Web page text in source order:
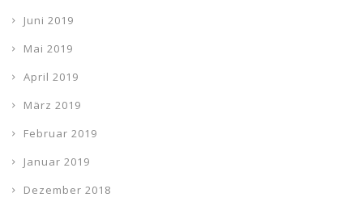
Juni 2019
Mai 2019
April 2019
März 2019
Februar 2019
Januar 2019
Dezember 2018